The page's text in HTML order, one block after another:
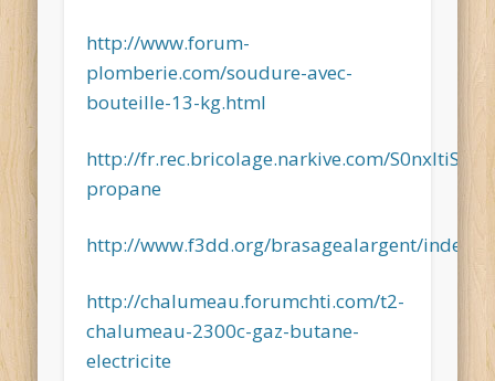
http://www.forum-
plomberie.com/soudure-avec-
bouteille-13-kg.html
http://fr.rec.bricolage.narkive.com/S0nxItiS/
propane
http://www.f3dd.org/brasagealargent/
http://chalumeau.forumchti.com/t2-
chalumeau-2300c-gaz-butane-
electricite